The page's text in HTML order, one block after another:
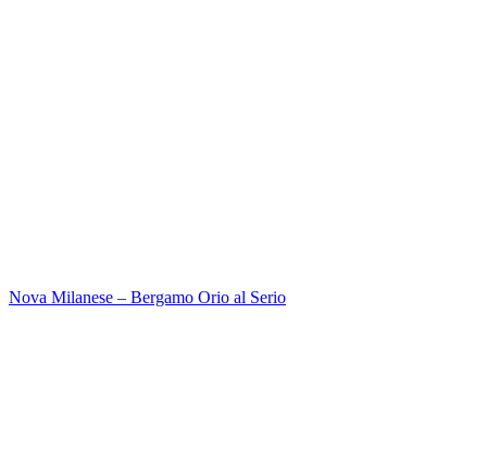
Nova Milanese – Bergamo Orio al Serio